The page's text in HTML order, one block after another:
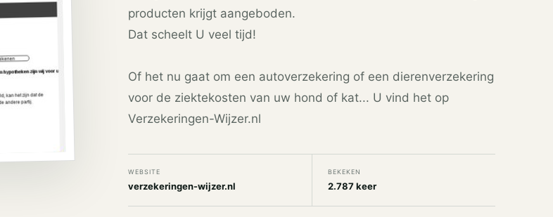
producten krijgt aangeboden.
Dat scheelt U veel tijd!
Of het nu gaat om een autoverzekering of een dierenverzekering
voor de ziektekosten van uw hond of kat... U vind het op
Verzekeringen-Wijzer.nl
WEBSITE
verzekeringen-wijzer.nl
BEKEKEN
2.787 keer